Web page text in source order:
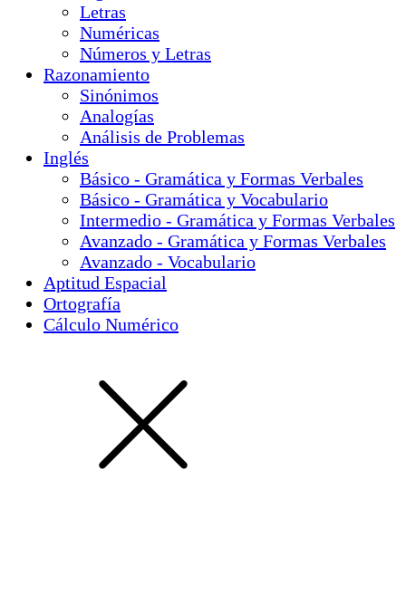
Letras
Numéricas
Números y Letras
Razonamiento
Sinónimos
Analogías
Análisis de Problemas
Inglés
Básico - Gramática y Formas Verbales
Básico - Gramática y Vocabulario
Intermedio - Gramática y Formas Verbales
Avanzado - Gramática y Formas Verbales
Avanzado - Vocabulario
Aptitud Espacial
Ortografía
Cálculo Numérico